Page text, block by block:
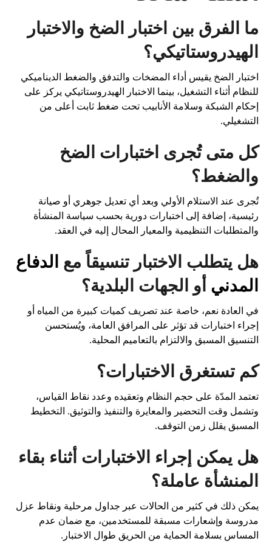
ما الفرق بين اختبار الضخ والاختبار
الهيدروستاتيكي؟
اختبار الضخ يقيس أداء المضخات والتدفق والضغط الديناميكي
للنظام أثناء التشغيل، بينما الاختبار الهيدروستاتيكي يركز على
إحكام الشبكة وسلامة الأنابيب تحت ضغط ثابت أعلى من
التشغيلي.
كل متى تُجرى اختبارات الضخ
والضغط؟
تُجرى عند الاستلام الأولي وبعد أي تعديل جوهري أو صيانة
رئيسية، إضافة إلى اختبارات دورية بحسب سياسة المنشأة
والمتطلبات التنظيمية والمعيار المحال إليه في العقد.
هل يتطلب الاختبار تنسيقاً مع الدفاع
المدني أو الجهات البلدية؟
في العادة نعم، خاصة عند تصريف كميات كبيرة من المياه أو
إجراء اختبارات قد تؤثر على المرافق العامة، ويُستحسن
التنسيق المسبق والالتزام بالتعاميم المحلية.
كم تستغرق الاختبارات؟
تعتمد المدّة على حجم النظام وتعقيده وعدد نقاط القياس،
وتشمل وقت التحضير والمعايرة والتنفيذ والتوثيق. التخطيط
المسبق يقلل زمن التوقف.
هل يمكن إجراء الاختبارات أثناء بقاء
المنشأة عاملة؟
يمكن ذلك في كثير من الحالات عبر جداول مرحلية ونقاط عزل
مدروسة وإشعارات مسبقة للمستخدمين، مع ضمان عدم
المساس بسلامة الحماية من الحريق طوال الاختبار.